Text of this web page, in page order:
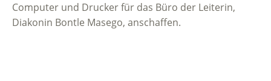
Computer und Drucker für das Büro der Leiterin,
Diakonin Bontle Masego, anschaffen.